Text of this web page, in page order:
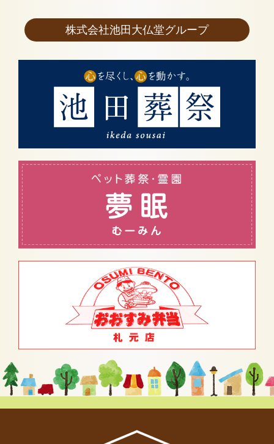
株式会社池田大仏堂グループ